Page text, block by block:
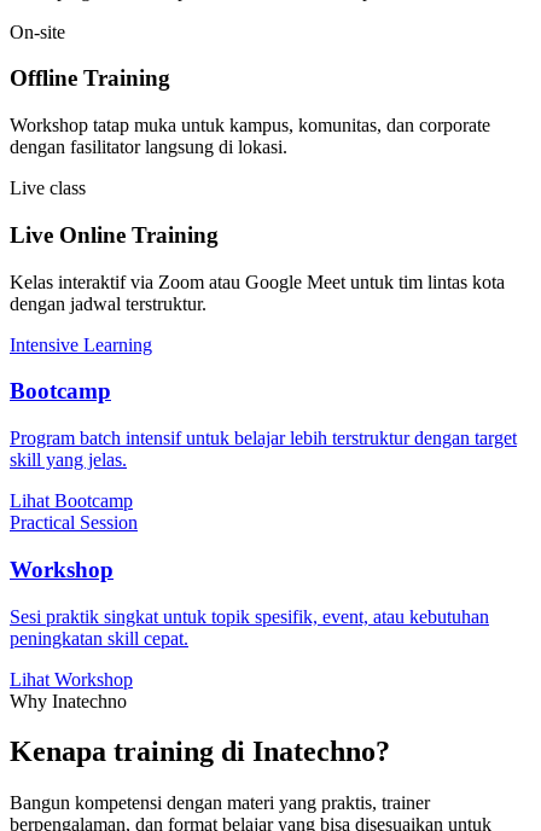
On-site
Offline Training
Workshop tatap muka untuk kampus, komunitas, dan corporate
dengan fasilitator langsung di lokasi.
Live class
Live Online Training
Kelas interaktif via Zoom atau Google Meet untuk tim lintas kota
dengan jadwal terstruktur.
Intensive Learning
Bootcamp
Program batch intensif untuk belajar lebih terstruktur dengan target
skill yang jelas.
Lihat Bootcamp
Practical Session
Workshop
Sesi praktik singkat untuk topik spesifik, event, atau kebutuhan
peningkatan skill cepat.
Lihat Workshop
Why Inatechno
Kenapa training di Inatechno?
Bangun kompetensi dengan materi yang praktis, trainer
berpengalaman, dan format belajar yang bisa disesuaikan untuk